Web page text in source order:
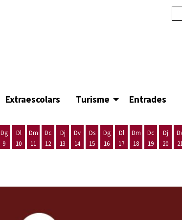
Extraescolars Turisme Entrades
Dg
9
Dl
10
Dm
11
Dc
12
Dj
13
Dv
14
Ds
15
Dg
16
Dl
17
Dm
18
Dc
19
Dj
20